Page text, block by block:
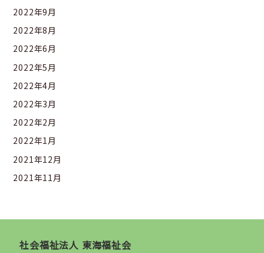
2022年9月
2022年8月
2022年6月
2022年5月
2022年4月
2022年3月
2022年2月
2022年1月
2021年12月
2021年11月
社会福祉法人 東海福祉会